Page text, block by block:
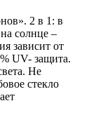
2 в 1: в
солнце –
зависит от
UV- защита.
Не
стекло